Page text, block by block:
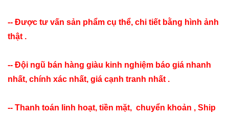
-- Được tư vấn sản phẩm cụ thể, chi tiết bằng hình ảnh
thật .
-- Đội ngũ bán hàng giàu kinh nghiệm báo giá nhanh
nhất, chính xác nhất, giá cạnh tranh nhất .
-- Thanh toán linh hoạt, tiền mặt, chuyển khoản , Ship